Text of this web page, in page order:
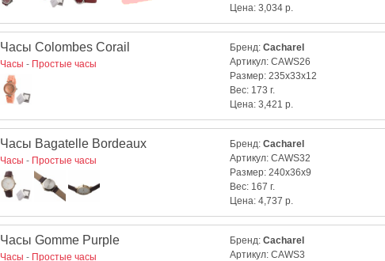
Цена: 3,034 р.
Часы Colombes Corail
Часы - Простые часы
Бренд: Cacharel
Артикул: CAWS26
Размер: 235x33x12
Вес: 173 г.
Цена: 3,421 р.
Часы Bagatelle Bordeaux
Часы - Простые часы
Бренд: Cacharel
Артикул: CAWS32
Размер: 240x36x9
Вес: 167 г.
Цена: 4,737 р.
Часы Gomme Purple
Часы - Простые часы
Бренд: Cacharel
Артикул: CAWS3